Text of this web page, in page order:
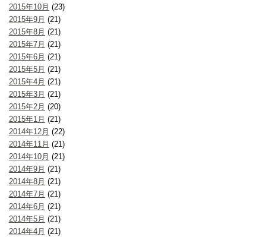
2015年10月 (23)
2015年9月 (21)
2015年8月 (21)
2015年7月 (21)
2015年6月 (21)
2015年5月 (21)
2015年4月 (21)
2015年3月 (21)
2015年2月 (20)
2015年1月 (21)
2014年12月 (22)
2014年11月 (21)
2014年10月 (21)
2014年9月 (21)
2014年8月 (21)
2014年7月 (21)
2014年6月 (21)
2014年5月 (21)
2014年4月 (21)